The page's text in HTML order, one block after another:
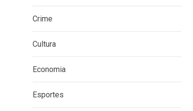
Crime
Cultura
Economia
Esportes